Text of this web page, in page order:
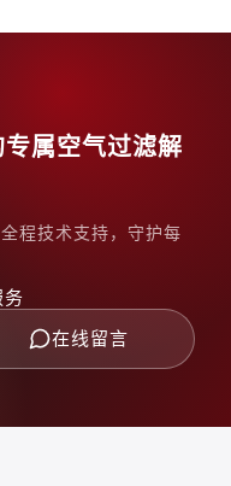
属空气过滤解
程技术支持，守护每
务
在线留言